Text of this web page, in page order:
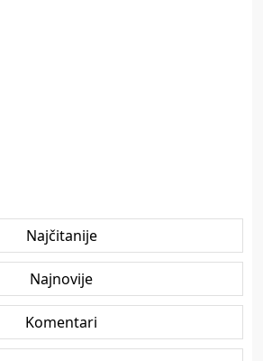
Najčitanije
Najnovije
Komentari